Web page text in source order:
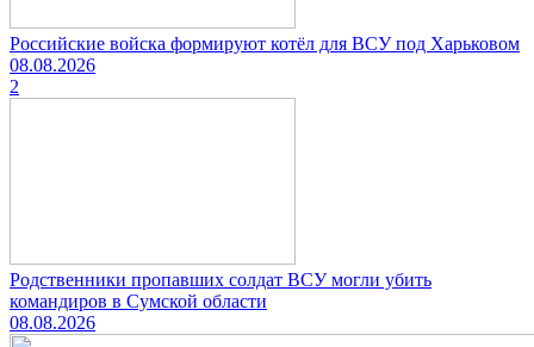
Российские войска формируют котёл для ВСУ под Харьковом
08.08.2026
2
Родственники пропавших солдат ВСУ могли убить
командиров в Сумской области
08.08.2026